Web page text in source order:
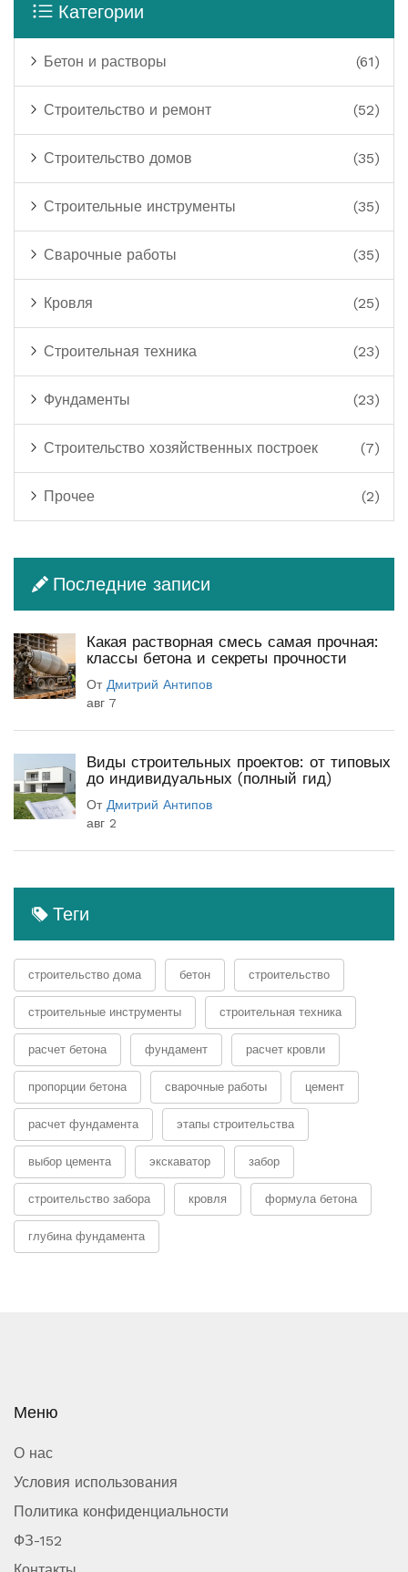
Категории
Бетон и растворы (61)
Строительство и ремонт (52)
Строительство домов (35)
Строительные инструменты (35)
Сварочные работы (35)
Кровля (25)
Строительная техника (23)
Фундаменты (23)
Строительство хозяйственных построек (7)
Прочее (2)
Последние записи
Какая растворная смесь самая прочная:
классы бетона и секреты прочности
От Дмитрий Антипов
авг 7
Виды строительных проектов: от типовых
до индивидуальных (полный гид)
От Дмитрий Антипов
авг 2
Теги
строительство дома бетон строительство
строительные инструменты строительная техника
расчет бетона фундамент расчет кровли
пропорции бетона сварочные работы цемент
расчет фундамента этапы строительства
выбор цемента экскаватор забор
строительство забора кровля формула бетона
глубина фундамента
Меню
О нас
Условия использования
Политика конфиденциальности
ФЗ-152